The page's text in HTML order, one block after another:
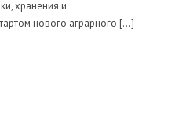
хранения и
нового аграрного […]